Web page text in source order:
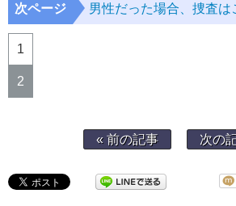
次ページ 男性だった場合、捜査は
1
2
« 前の記事 次の